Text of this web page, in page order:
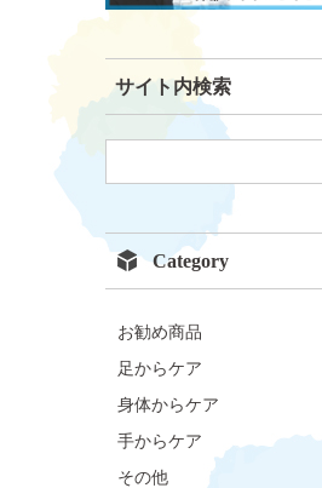
サイト内検索
Category
お勧め商品
足からケア
身体からケア
手からケア
その他